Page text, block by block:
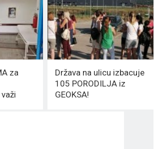
za
Država na ulicu izbacuje
105 PORODILJA iz
GEOKSA!